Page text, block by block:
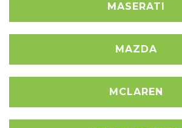
MASERATI
MAZDA
MCLAREN